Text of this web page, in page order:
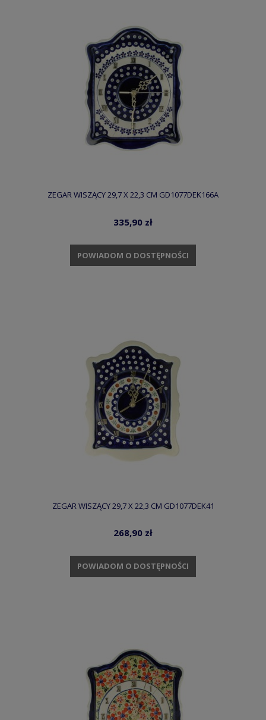
ZEGAR WISZĄCY 29,7 X 22,3 CM GD1077DEK166A
335,90 zł
POWIADOM O DOSTĘPNOŚCI
ZEGAR WISZĄCY 29,7 X 22,3 CM GD1077DEK41
268,90 zł
POWIADOM O DOSTĘPNOŚCI